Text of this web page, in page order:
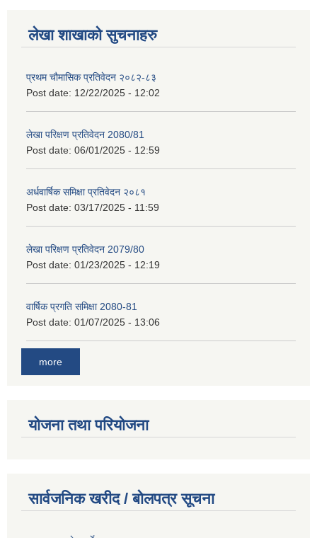
लेखा शाखाको सुचनाहरु
प्रथम चौमासिक प्रतिवेदन २०८२-८३
Post date: 12/22/2025 - 12:02
लेखा परिक्षण प्रतिवेदन 2080/81
Post date: 06/01/2025 - 12:59
अर्धवार्षिक समिक्षा प्रतिवेदन २०८१
Post date: 03/17/2025 - 11:59
लेखा परिक्षण प्रतिवेदन 2079/80
Post date: 01/23/2025 - 12:19
वार्षिक प्रगति समिक्षा 2080-81
Post date: 01/07/2025 - 13:06
more
योजना तथा परियोजना
सार्वजनिक खरीद / बोलपत्र सूचना